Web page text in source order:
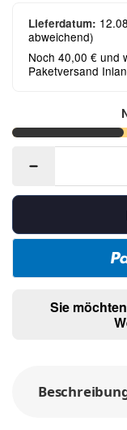
Lieferdatum:
abweichend)
Noch 40,00 € und
Paketversand
Sie